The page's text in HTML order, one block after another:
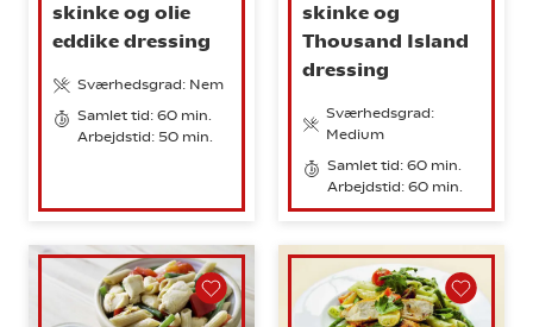
skinke og olie
eddike dressing
Sværhedsgrad: Nem
Samlet tid: 60 min.
Arbejdstid: 50 min.
skinke og
Thousand Island
dressing
Sværhedsgrad:
Medium
Samlet tid: 60 min.
Arbejdstid: 60 min.